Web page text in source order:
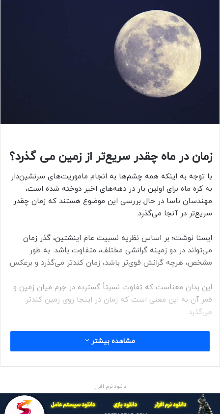
زمان در ماه چقدر سریع‌تر از زمین می گذرد؟
با توجه به اینکه همه چشم‌ها به انجام ماموریت‌های سرنشین‌دار
به کره ماه برای اولین بار در دهه‌های اخیر دوخته شده است،
مهندسان ناسا در حال بررسی این موضوع هستند که زمان چقدر
سریع‌تر در آنجا می‌گذرد.
ایسنا نوشت؛ بر اساس نظریه نسبیت عام اینشتین، گذر زمان
می‌تواند در دو زمینه گرانشی مختلف، متفاوت باشد. به طور
مشخص، هرچه گرانش قوی‌تر باشد، زمان کندتر می‌گذرد و برعکس.
این بدان معناست که تفاوت نسبتاً گسترده در جرم میان زمین و
قمر آن به این معنی است که زمان در اینجا روی زمین کندتر
می‌گذرد.
پیش از این ما هرگز واقعاً نیازی به محاسبه این اختلاف زمانی
نداشتیم، اما با احتمال انجام مأموریت‌های سرنشین‌دار بیشتر و
سیستم محاسبه زمانی دقیق و هماهنگی داشته باشند.
در ماه آوریل، دفتر سیاست علم و فناوری ایالات متحده یک
مشاهده بیشتر
دانلود نرم افزار